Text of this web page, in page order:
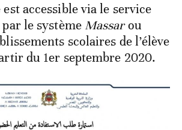
accessible via le service
le système Massarou
scolaires de l’élève
du 1er septembre 2020.